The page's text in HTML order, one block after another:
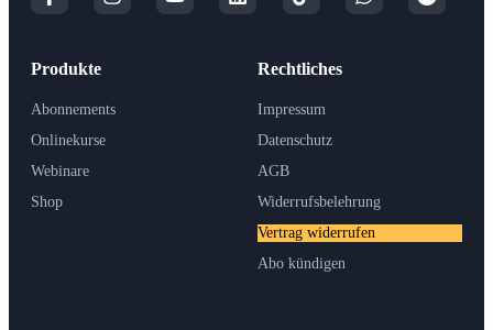
Produkte
Abonnements
Onlinekurse
Webinare
Shop
Rechtliches
Impressum
Datenschutz
AGB
Widerrufsbelehrung
Vertrag widerrufen
Abo kündigen